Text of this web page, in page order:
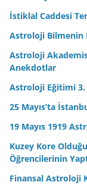
İstiklal Caddesi
Astroloji Bilmenin
Astroloji
Anekdotlar
Astroloji Eğitimi 3.
25 Mayıs’ta
19 Mayıs 1919
Kuzey Kore
Öğrencilerinin
Finansal Astroloji